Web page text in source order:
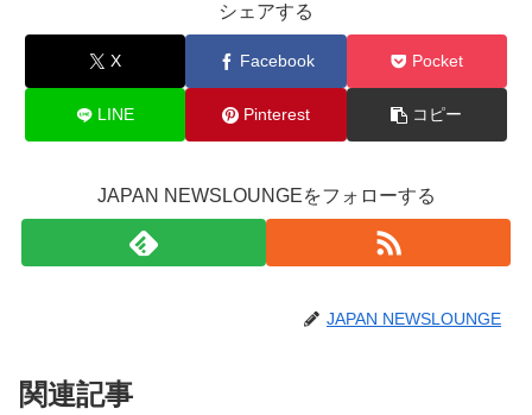
シェアする
X Facebook Pocket
LINE Pinterest コピー
JAPAN NEWSLOUNGEをフォローする
JAPAN NEWSLOUNGE
関連記事